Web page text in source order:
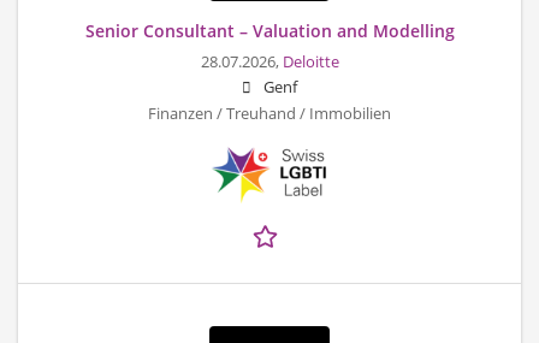
Senior Consultant – Valuation and Modelling
28.07.2026, Deloitte
Genf
Finanzen / Treuhand / Immobilien